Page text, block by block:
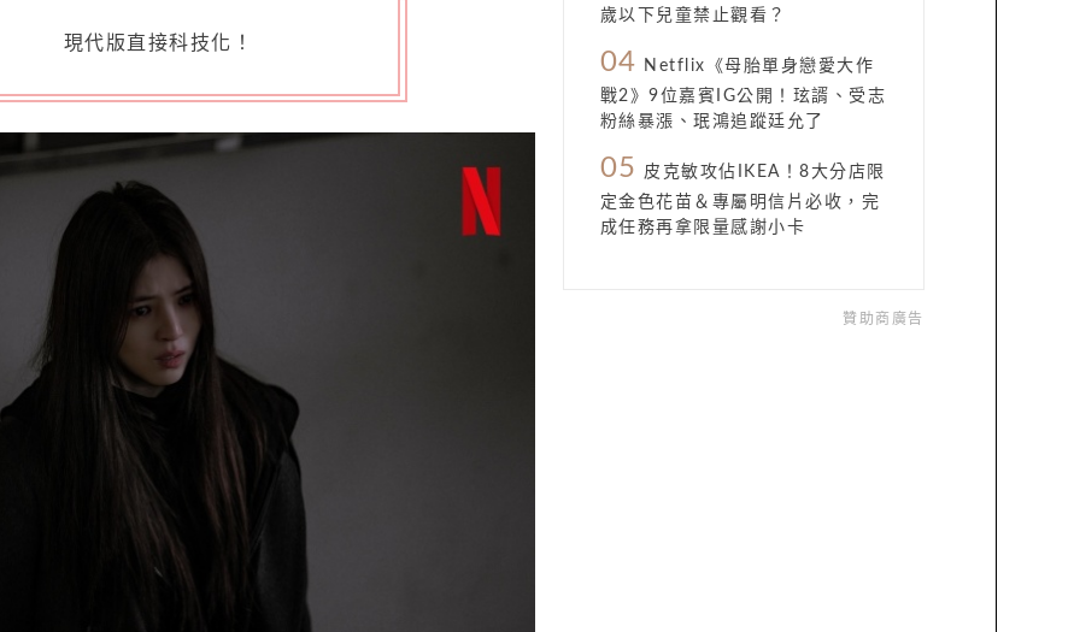
現代版直接科技化！
歲以下兒童禁止觀看？
04
Netflix《母胎單身戀愛大作
戰2》9位嘉賓IG公開！玹諝、受志
粉絲暴漲、珉鴻追蹤廷允了
05
皮克敏攻佔IKEA！8大分店限
定金色花苗＆專屬明信片必收，完
成任務再拿限量感謝小卡
贊助商廣告